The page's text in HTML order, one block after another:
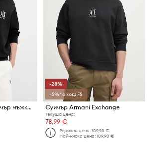
Armani Exchange суичър мъжки с памук
-28%
-5%* с код: FS
Суичър Armani Exchange
Текуща цена:
78,99 €
Редовна цена:109,90 €
Най-ниска цена:109,90 €